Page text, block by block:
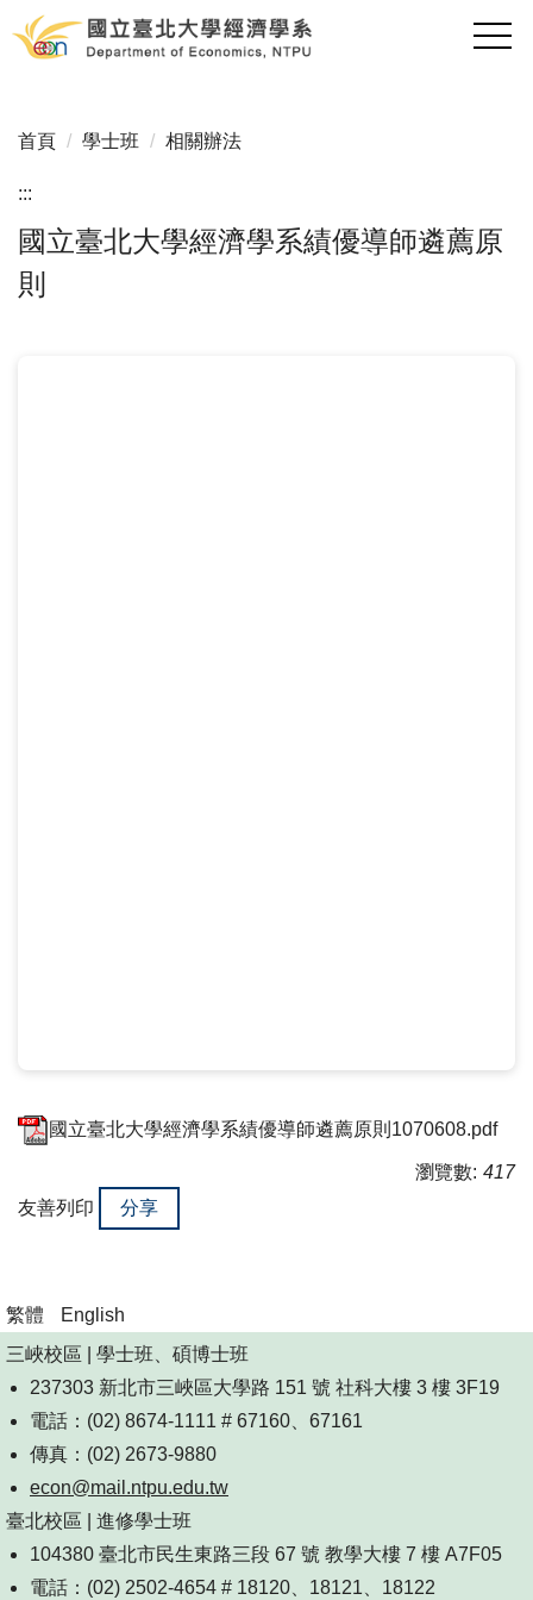
跳
到
內
區
首頁 學士班 相關辦法
:::
國立臺北大學經濟學系績優導師遴薦原
則
國立臺北大學經濟學系績優導師遴薦原則1070608.pdf
瀏覽數: 417
友善列印
分享
繁體
English
三峽校區 | 學士班、碩博士班
237303 新北市三峽區大學路 151 號 社科大樓 3 樓 3F19
電話：(02) 8674-1111 # 67160、67161
傳真：(02) 2673-9880
econ@mail.ntpu.edu.tw
臺北校區 | 進修學士班
104380 臺北市民生東路三段 67 號 教學大樓 7 樓 A7F05
電話：(02) 2502-4654 # 18120、18121、18122